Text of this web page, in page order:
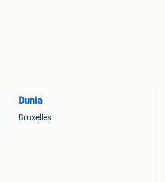
Dunia
Bruxelles